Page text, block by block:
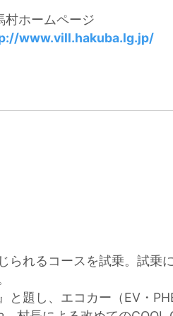
村ホームページ
www.vill.hakuba.lg.jp/
れるコースを試乗。試乗
題し、エコカー（EV・